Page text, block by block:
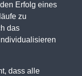
Erfolg eines
zu
das
dass alle